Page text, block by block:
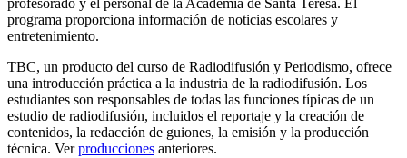
profesorado y el personal de la Academia de Santa Teresa. El
programa proporciona información de noticias escolares y
entretenimiento.
TBC, un producto del curso de Radiodifusión y Periodismo, ofrece
una introducción práctica a la industria de la radiodifusión. Los
estudiantes son responsables de todas las funciones típicas de un
estudio de radiodifusión, incluidos el reportaje y la creación de
contenidos, la redacción de guiones, la emisión y la producción
técnica. Verproducciones anteriores.